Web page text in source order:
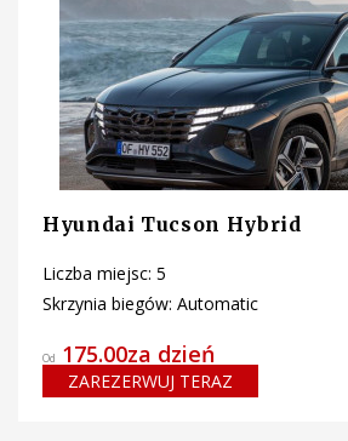
Hyundai Tucson Hybrid
Liczba miejsc: 5
Skrzynia biegów: Automatic
Od 175.00za dzień
ZAREZERWUJ TERAZ